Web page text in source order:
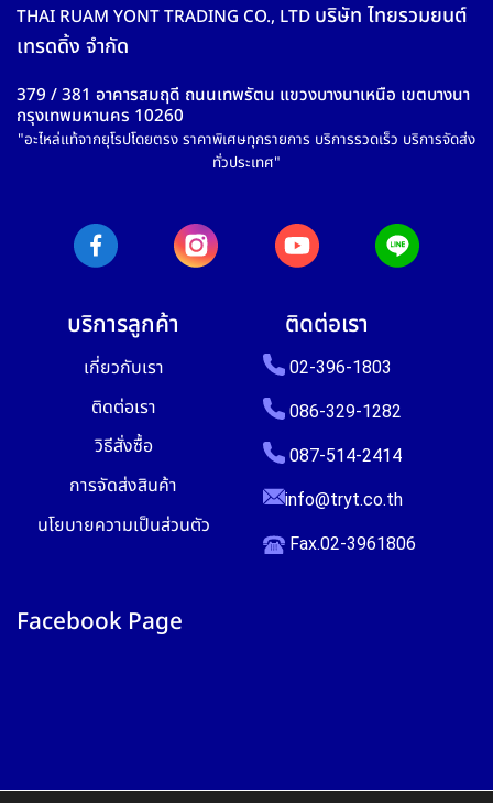
THAI RUAM YONT TRADING CO., LTD บริษัท ไทยรวมยนต์
เทรดดิ้ง จำกัด
379 / 381 อาคารสมฤดี ถนนเทพรัตน แขวงบางนาเหนือ เขตบางนา
กรุงเทพมหานคร 10260
"อะไหล่แท้จากยุโรปโดยตรง ราคาพิเศษทุกรายการ บริการรวดเร็ว บริการจัดส่ง
ทั่วประเทศ"
บริการลูกค้า
เกี่ยวกับเรา
ติดต่อเรา
วิธีสั่งซื้อ
การจัดส่งสินค้า
นโยบายความเป็นส่วนตัว
ติดต่อเรา
02-396-1803
086-329-1282
087-514-2414
info@tryt.co.th
Fax.02-3961806
Facebook Page